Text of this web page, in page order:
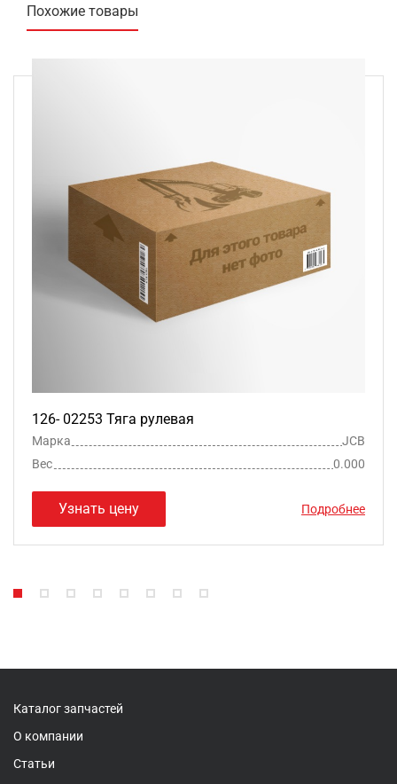
Похожие товары
126- 02253 Тяга рулевая
Марка
JCB
Вес
0.000
Узнать цену Подробнее
Каталог запчастей
О компании
Статьи